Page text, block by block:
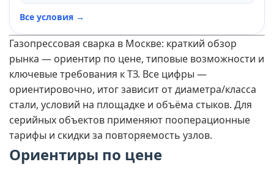
Все условия →
Газопрессовая сварка в Москве: краткий обзор
рынка — ориентир по цене, типовые возможности и
ключевые требования к ТЗ. Все цифры —
ориентировочно, итог зависит от диаметра/класса
стали, условий на площадке и объёма стыков. Для
серийных объектов применяют пооперационные
тарифы и скидки за повторяемость узлов.
Ориентиры по цене